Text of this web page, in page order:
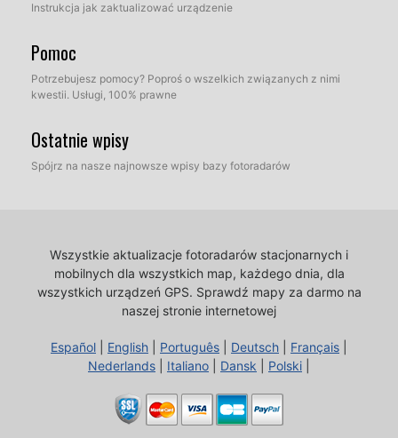
Instrukcja jak zaktualizować urządzenie
Pomoc
Potrzebujesz pomocy? Poproś o wszelkich związanych z nimi
kwestii. Usługi, 100% prawne
Ostatnie wpisy
Spójrz na nasze najnowsze wpisy bazy fotoradarów
Wszystkie aktualizacje fotoradarów stacjonarnych i
mobilnych dla wszystkich map, każdego dnia, dla
wszystkich urządzeń GPS. Sprawdź mapy za darmo na
naszej stronie internetowej
Español English Português Deutsch Français
Nederlands
Italiano Dansk Polski